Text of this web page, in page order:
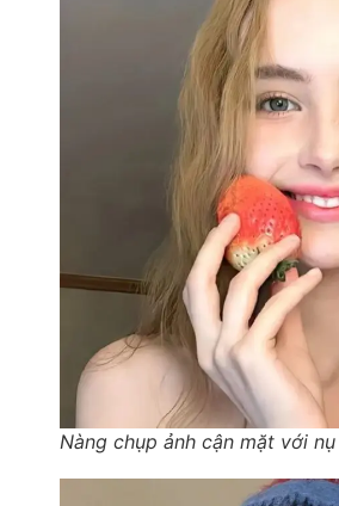
Nàng chụp ảnh cận mặt với